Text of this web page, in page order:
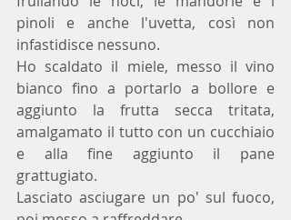
pinoli e anche l'uvetta, così non
infastidisce nessuno.
Ho scaldato il miele, messo il vino
bianco fino a portarlo a bollore e
aggiunto la frutta secca tritata,
amalgamato il tutto con un cucchiaio
e alla fine aggiunto il pane
grattugiato.
Lasciato asciugare un po' sul fuoco,